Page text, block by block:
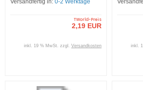
Versandfertig in: 0-2 Werktage
TWorld-Preis
2,19 EUR
inkl. 19 % MwSt. zzgl. Versandkosten inkl.